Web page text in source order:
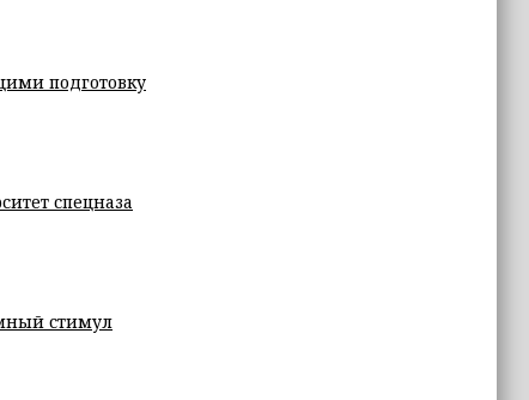
подготовку
спецназа
стимул